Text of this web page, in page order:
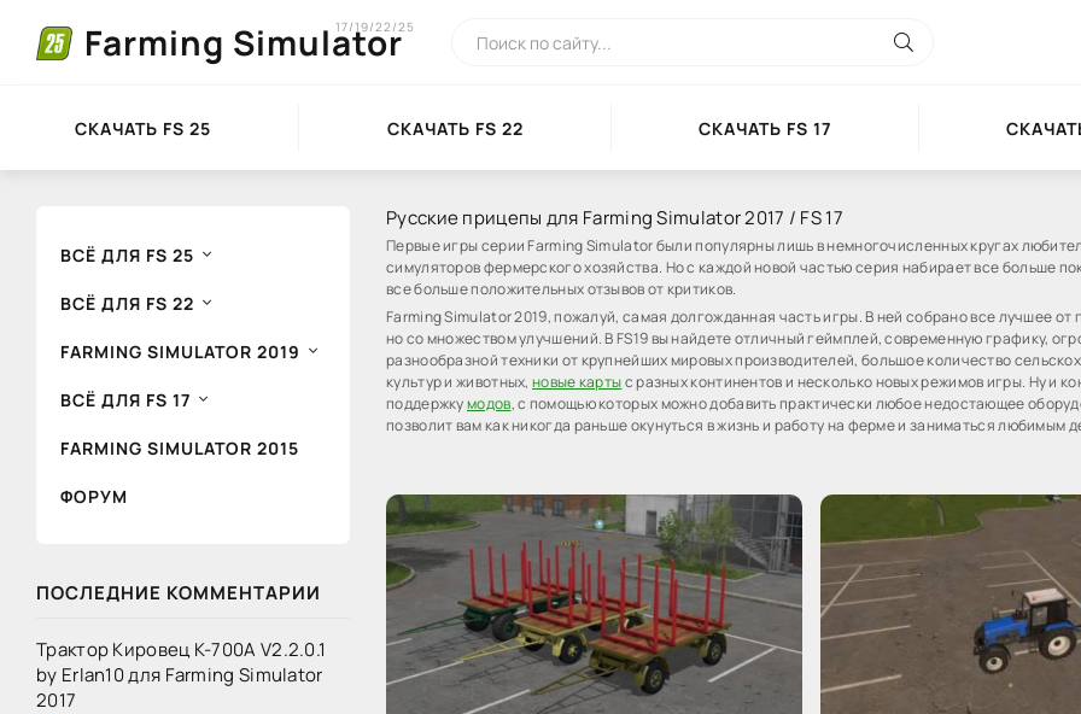
Farming Simulator
17/19/22/25
СКАЧАТЬ FS 25 СКАЧАТЬ FS 22 СКАЧАТЬ FS 17
ВСЁ ДЛЯ FS 25
ВСЁ ДЛЯ FS 22
FARMING SIMULATOR 2019
ВСЁ ДЛЯ FS 17
FARMING SIMULATOR 2015
ФОРУМ
ПОСЛЕДНИЕ КОММЕНТАРИИ
Трактор Кировец К-700А V2.2.0.1
by Erlan10 для Farming Simulator
2017
Русские прицепы для Farming Simulator 2017 / FS 17
Первые игры серии Farming Simulator были популярны лишь в немногочисленных кругах
симуляторов фермерского хозяйства. Но с каждой новой частью серия набирает все больше
все больше положительных отзывов от критиков.
Farming Simulator 2019, пожалуй, самая долгожданная часть игры. В ней собрано все лучшее от
но со множеством улучшений. В FS19 вы найдете отличный геймплей, современную графику,
разнообразной техники от крупнейших мировых производителей, большое количество
культур и животных,новые картыс разных континентов и несколько новых режимов игры. Ну и
поддержкумодов, с помощью которых можно добавить практически любое недостающее
позволит вам как никогда раньше окунуться в жизнь и работу на ферме и заниматься любимым